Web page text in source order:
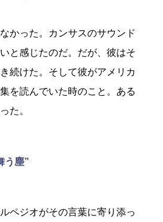
かった。カンサスのサウンド
と感じたのだ。だが、彼はそ
続けた。そして彼がアメリカ
を読んでいた時のこと。ある
た。
う塵”
ペジオがその言葉に寄り添っ